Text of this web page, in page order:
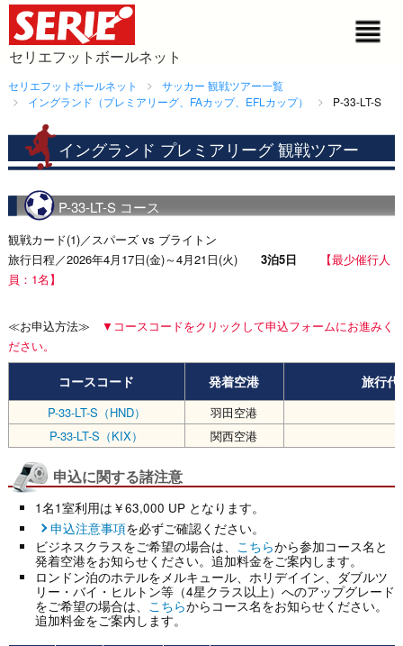
セリエフットボールネット
セリエフットボールネット
サッカー 観戦ツアー一覧
イングランド（プレミアリーグ、FAカップ、EFLカップ）
P-33-LT-S
イングランド プレミアリーグ 観戦ツアー
P-33-LT-S コース
観戦カード(1)／スパーズ vs ブライトン
旅行日程／2026年4月17日(金)～4月21日(火) 3泊5日
【最少催行人
員：1名】
≪お申込方法≫
▼コースコードをクリックして申込フォームにお進みく
ださい。
コースコード 発着空港 旅行
P-33-LT-S（HND） 羽田空港
P-33-LT-S（KIX）
関西空港
申込に関する諸注意
1名1室利用は￥63,000 UP となります。
申込注意事項を必ずご確認ください。
ビジネスクラスをご希望の場合は、
こちらから参加コース名と
発着空港をお知らせください。追加料金をご案内します。
ロンドン泊のホテルをメルキュール、ホリデイイン、ダブルツ
リー・バイ・ヒルトン等（4星クラス以上）へのアップグレード
をご希望の場合は、 こちらからコース名をお知らせください。
追加料金をご案内します。